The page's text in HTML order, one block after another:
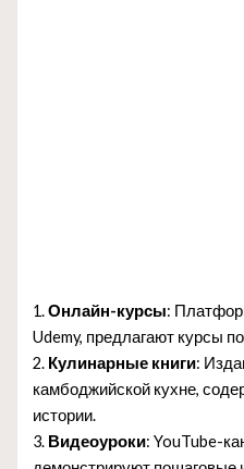
1.Онлайн-курсы:
Udemy, предлагают курсы
2. Кулинарные книги:
камбоджийской кухне,
истории.
3. Видеоуроки: YouTube-